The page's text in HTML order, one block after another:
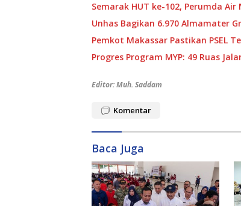
Semarak HUT ke-102, Perumda
Unhas Bagikan 6.970 Almamater
Pemkot Makassar Pastikan PSEL
Progres Program MYP: 49 Ruas
Editor: Muh. Saddam
Komentar
Baca Juga